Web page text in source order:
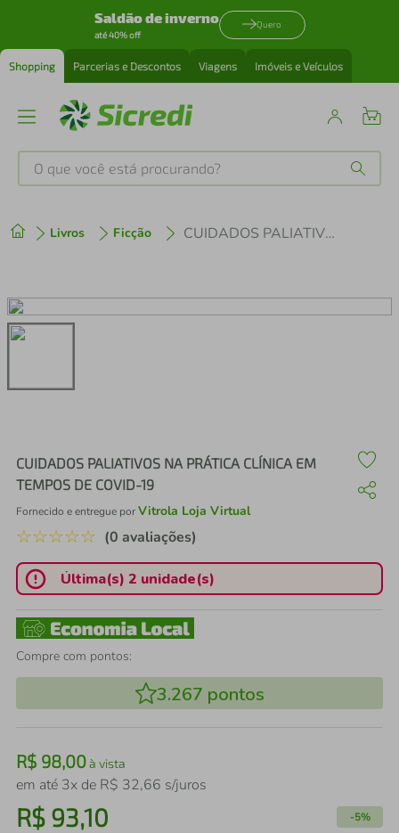
Saldão de inverno
até 40% off
Quero
Shopping Parcerias e Descontos Viagens Imóveis e Veículos
O que você está procurando?
Livros Ficção CUIDADOS PALIATIVOS NA PRÁTICA CLÍNICA EM TEMPOS DE COVID-19
CUIDADOS PALIATIVOS NA PRÁTICA CLÍNICA EM
TEMPOS DE COVID-19
Fornecido e entregue porVitrola Loja Virtual
☆☆☆☆☆ (0 avaliações)
Última(s) 2 unidade(s)
Compre com pontos:
3.267 pontos
R$ 98,00à vista
em até 3x de R$ 32,66 s/juros
R$ 93,10 -5%
2º cafeteira